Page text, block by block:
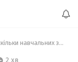
У час війни – це вимога: скільки навчальних закладів вже під'єднали Wi-Fi у сховищах
2 хв